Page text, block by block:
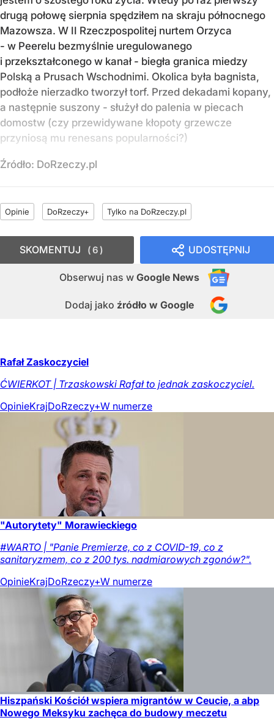
drugą połowę sierpnia spędziłem na skraju północnego
Mazowsza. W II Rzeczpospolitej nurtem Orzyca
- w Peerelu bezmyślnie uregulowanego
i przekształconego w kanał - biegła granica miedzy
Polską a Prusach Wschodnimi. Okolica była bagnista,
podłoże nierzadko tworzył torf. Przed dekadami kopany,
a następnie suszony - służył do palenia w piecach
domostw (czy przewidywane kłopoty grzewcze
przyniosą mu renesans popularności?)
Źródło: DoRzeczy.pl
Opinie DoRzeczy+ Tylko na DoRzeczy.pl
UDOSTĘPNIJ
Obserwuj nas w Google News
Dodaj jako źródło w Google
SKOMENTUJ 6
Rafał Zaskoczyciel
ĆWIERKOT | Trzaskowski Rafał to jednak zaskoczyciel.
OpinieKrajDoRzeczy+W numerze
"Autorytety" Morawieckiego
#WARTO | "Panie Premierze, co z COVID-19, co z
sanitaryzmem, co z 200 tys. nadmiarowych zgonów?".
OpinieKrajDoRzeczy+W numerze
Hiszpański Kościół wspiera migrantów w Ceucie, a abp
Nowego Meksyku zachęca do budowy meczetu